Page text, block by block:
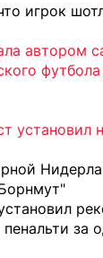
игрок
автором
установил
за